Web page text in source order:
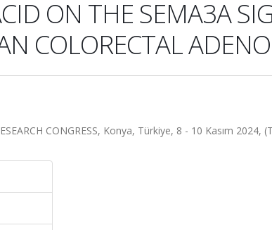
ON THE SEMA3A
COLORECTAL
CONGRESS, Konya, Türkiye, 8 - 10 Kasım 2024,